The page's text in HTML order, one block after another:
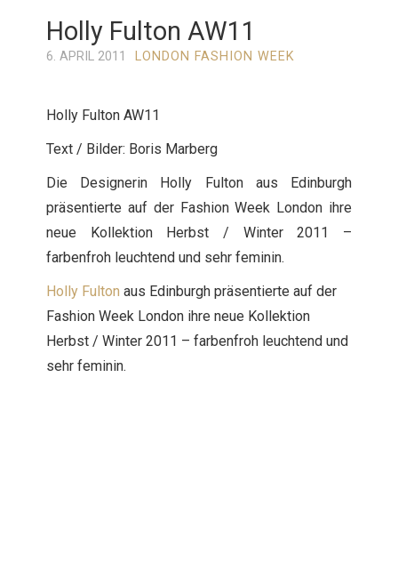
Holly Fulton AW11
6. APRIL 2011 LONDON FASHION WEEK
Holly Fulton AW11
Text / Bilder: Boris Marberg
Die Designerin Holly Fulton aus Edinburgh
präsentierte auf der Fashion Week London ihre
neue Kollektion Herbst / Winter 2011 –
farbenfroh leuchtend und sehr feminin.
Holly Fulton aus Edinburgh präsentierte auf der
Fashion Week London ihre neue Kollektion
Herbst / Winter 2011 – farbenfroh leuchtend und
sehr feminin.